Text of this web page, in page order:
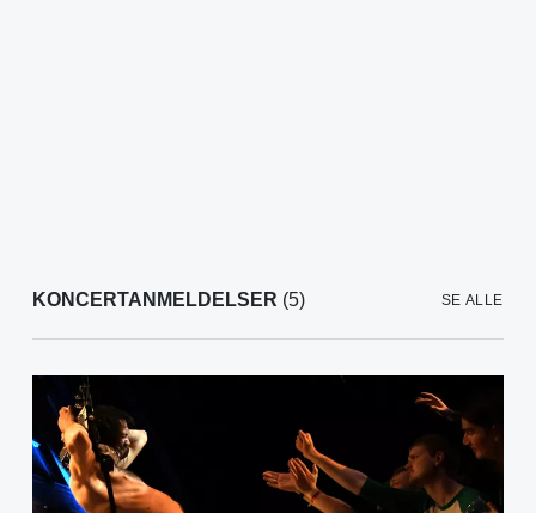
KONCERTANMELDELSER (5) SE ALLE